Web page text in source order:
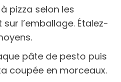
pizza selon les
l’emballage. Étalez-
pâte de pesto puis
coupée en morceaux.